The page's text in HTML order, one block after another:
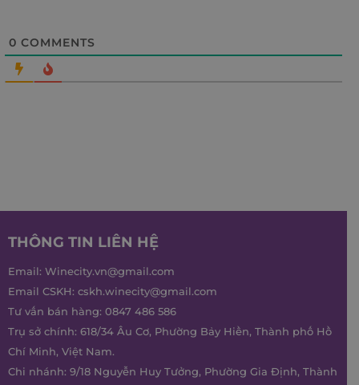
0 COMMENTS
THÔNG TIN LIÊN HỆ
Email: Winecity.vn@gmail.com
Email CSKH: cskh.winecity@gmail.com
Tư vấn bán hàng: 0847 486 586
Trụ sở chính: 618/34 Âu Cơ, Phường Bảy Hiền, Thành phố Hồ
Chí Minh, Việt Nam.
Chi nhánh: 9/18 Nguyễn Huy Tưởng, Phường Gia Định, Thành